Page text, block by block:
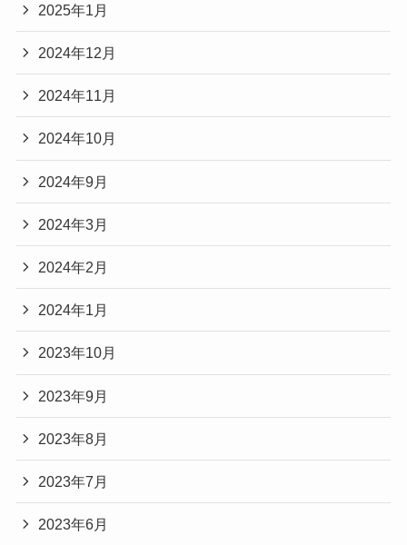
2025年1月
2024年12月
2024年11月
2024年10月
2024年9月
2024年3月
2024年2月
2024年1月
2023年10月
2023年9月
2023年8月
2023年7月
2023年6月